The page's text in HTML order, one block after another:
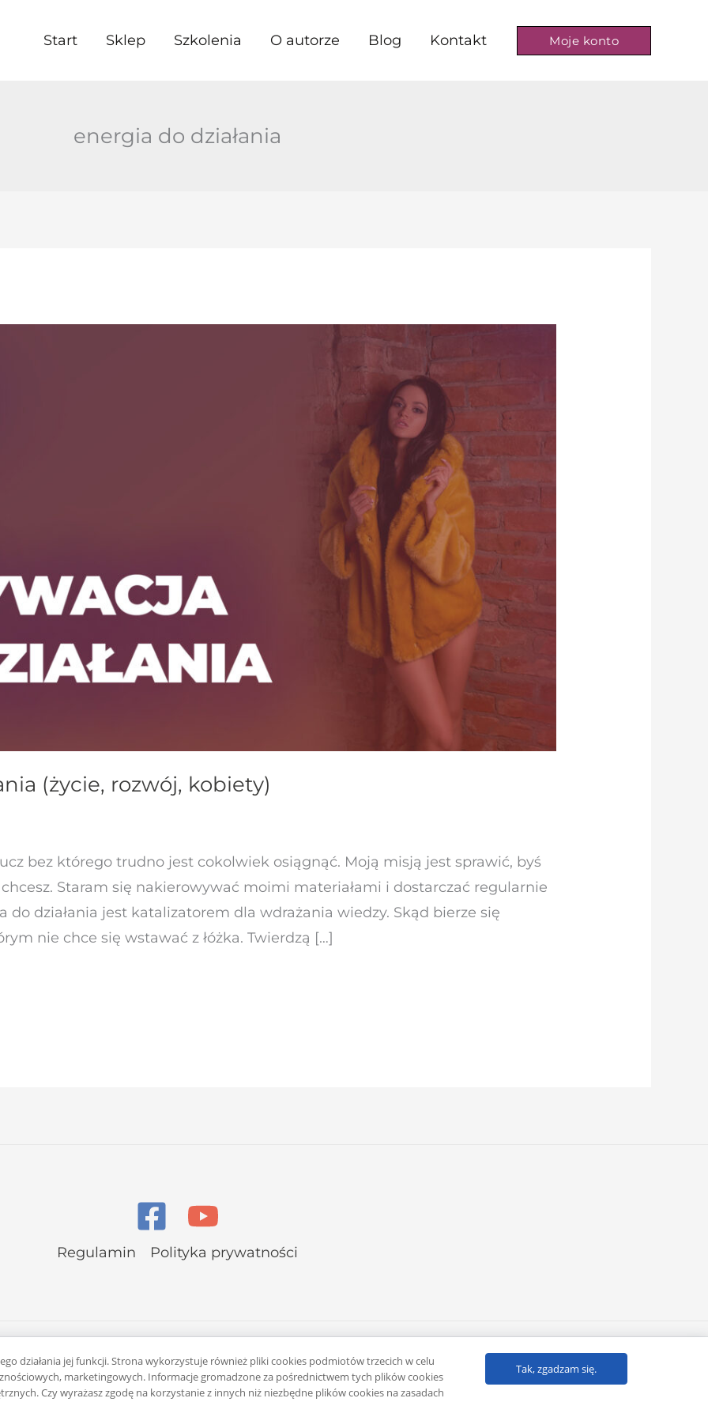
Start Sklep Szkolenia O autorze Blog Kontakt Moje konto
energia do działania
(życie, rozwój, kobiety)
bez którego trudno jest cokolwiek osiągnąć. Moją misją jest sprawić, byś
Staram się nakierowywać moimi materiałami i dostarczać regularnie
do działania jest katalizatorem dla wdrażania wiedzy. Skąd bierze się
nie chce się wstawać z łóżka. Twierdzą […]
Regulamin Polityka prywatności
Powered byKlub eMarketera
działania jej funkcji. Strona wykorzystuje również pliki cookies podmiotów trzecich w celu
marketingowych. Informacje gromadzone za pośrednictwem tych plików cookies
Czy wyrażasz zgodę na korzystanie z innych niż niezbędne plików cookies na zasadach
Tak, zgadzam się.